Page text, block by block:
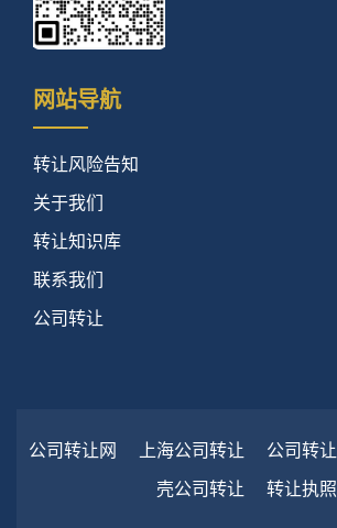
网站导航
转让风险告知
关于我们
转让知识库
联系我们
公司转让
公司转让网 上海公司转让 公司转让
壳公司转让
转让执照